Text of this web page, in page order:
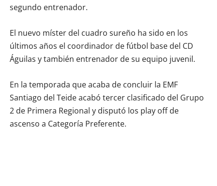
segundo entrenador.
El nuevo míster del cuadro sureño ha sido en los
últimos años el coordinador de fútbol base del CD
Águilas y también entrenador de su equipo juvenil.
En la temporada que acaba de concluir la EMF
Santiago del Teide acabó tercer clasificado del Grupo
2 de Primera Regional y disputó los play off de
ascenso a Categoría Preferente.